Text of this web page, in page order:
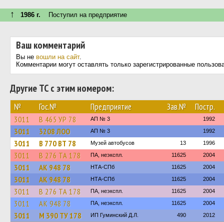
↑ 1986 г. Поступил на предприятие
Ваш комментарий
Вы не вошли на сайт.
Комментарии могут оставлять только зарегистрированные
Другие ТС с этим номером:
№ Гос.№ Предприятие Зав.№ Постр.
3011 В 465 УР 78 АП № 3 1992
3011 3208 ЛОО АП № 3 1992
3011 В 770 ВТ 78 Музей автобусов 13 1996
3011 В 276 ТА 178 ПА, неэкспл. 11625 2004
3011 АК 948 78 НТА-СПб 11625 2004
3011 АК 948 78 НТА-СПб 11625 2004
3011 В 276 ТА 178 ПА, неэкспл. 11625 2004
3011 АК 948 78 ПА, неэкспл. 11625 2004
3011 М 390 ТУ 178 ИП Гуминский Д.Л. 490 2012